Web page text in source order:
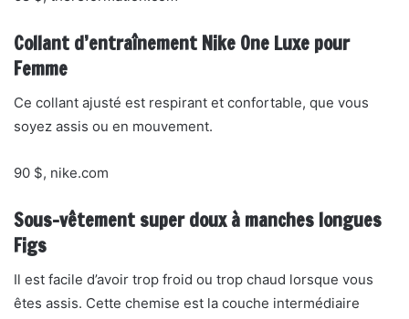
Collant d’entraînement Nike One Luxe pour
Femme
Ce collant ajusté est respirant et confortable, que vous
soyez assis ou en mouvement.
90 $, nike.com
Sous-vêtement super doux à manches longues
Figs
Il est facile d’avoir trop froid ou trop chaud lorsque vous
êtes assis. Cette chemise est la couche intermédiaire